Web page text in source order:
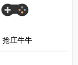
抢庄牛牛